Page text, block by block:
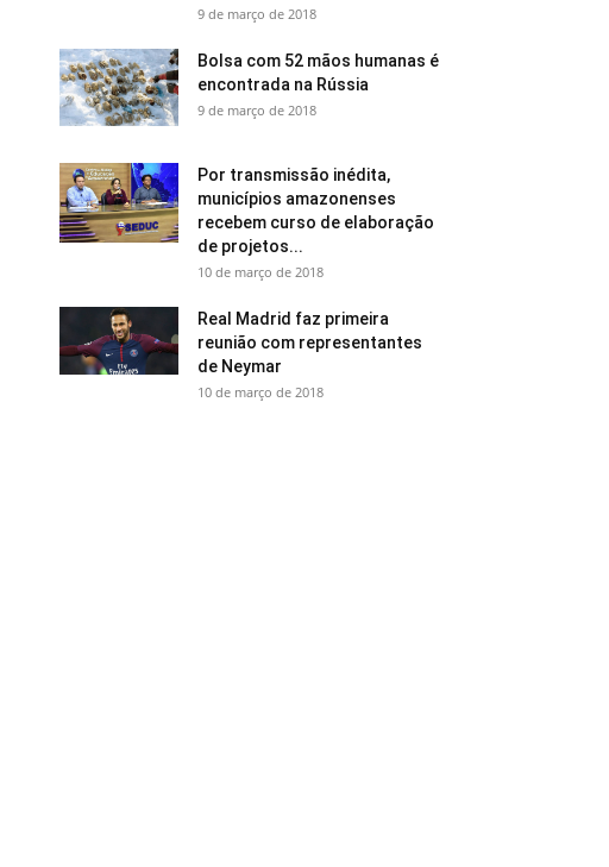
9 de março de 2018
Bolsa com 52 mãos humanas é
encontrada na Rússia
9 de março de 2018
Por transmissão inédita,
municípios amazonenses
recebem curso de elaboração
de projetos...
10 de março de 2018
Real Madrid faz primeira
reunião com representantes
de Neymar
10 de março de 2018